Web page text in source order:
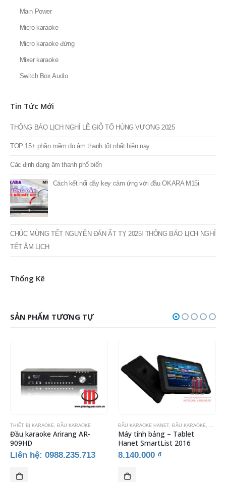
Main Power
Micro karaoke
Micro karaoke đứng
Mixer karaoke
Switch Box Audio
Tin Tức Mới
THÔNG BÁO LỊCH NGHỈ LỄ GIỖ TỔ HÙNG VƯƠNG 2025
TOP 15+ phần mềm do âm thanh tốt nhất hiện nay
Các định dạng âm thanh phổ biến
Cách kết nối dây key cảm ứng với đầu OKARA M15i
CHÚC MỪNG TẾT NGUYÊN ĐÁN ẤT TỴ 2025! THÔNG BÁO LỊCH NGHỈ
TẾT ÂM LỊCH
Thống Kê
SẢN PHẨM TƯƠNG TỰ
THIẾT BỊ KARAOKE, ĐẦU KARAOKE
Đầu karaoke Arirang AR-
909HD
Liên hệ: 0988.235.713
ĐẦU KARAOKE HANET, ĐẦU KARAOKE, THIẾT
Máy tính bảng – Tablet
Hanet SmartList 2016
8.140.000 ₫